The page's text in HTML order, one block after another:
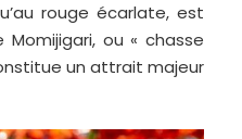
rouge écarlate, est
ou « chasse
un attrait majeur